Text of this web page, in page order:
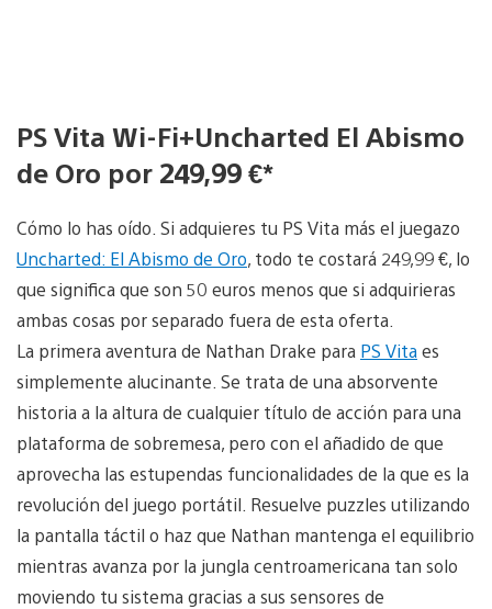
PS Vita Wi-Fi+Uncharted El Abismo
de Oro por 249,99 €*
Cómo lo has oído. Si adquieres tu PS Vita más el juegazo
Uncharted: El Abismo de Oro, todo te costará 249,99 €, lo
que significa que son 50 euros menos que si adquirieras
ambas cosas por separado fuera de esta oferta.
La primera aventura de Nathan Drake para PS Vitaes
simplemente alucinante. Se trata de una absorvente
historia a la altura de cualquier título de acción para una
plataforma de sobremesa, pero con el añadido de que
aprovecha las estupendas funcionalidades de la que es la
revolución del juego portátil. Resuelve puzzles utilizando
la pantalla táctil o haz que Nathan mantenga el equilibrio
mientras avanza por la jungla centroamericana tan solo
moviendo tu sistema gracias a sus sensores de